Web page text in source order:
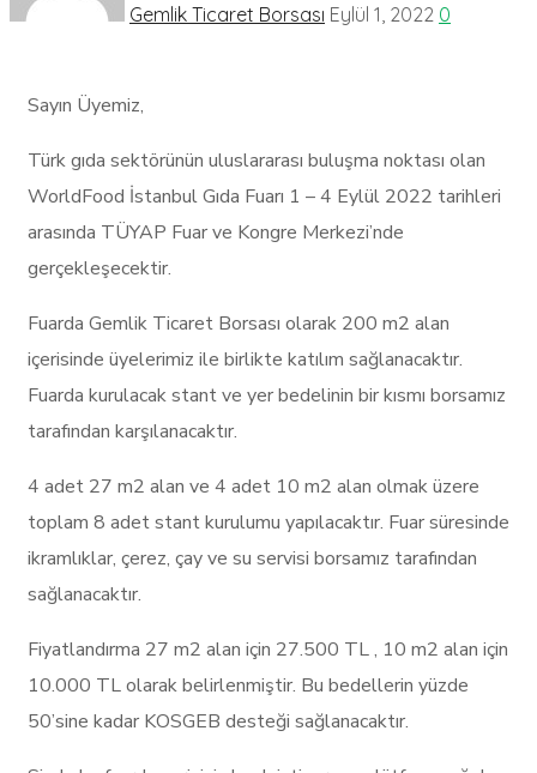
Gemlik Ticaret Borsası Eylül 1, 2022 0
Sayın Üyemiz,
Türk gıda sektörünün uluslararası buluşma noktası olan
WorldFood İstanbul Gıda Fuarı 1 – 4 Eylül 2022 tarihleri
arasında TÜYAP Fuar ve Kongre Merkezi’nde
gerçekleşecektir.
Fuarda Gemlik Ticaret Borsası olarak 200 m2 alan
içerisinde üyelerimiz ile birlikte katılım sağlanacaktır.
Fuarda kurulacak stant ve yer bedelinin bir kısmı borsamız
tarafından karşılanacaktır.
4 adet 27 m2 alan ve 4 adet 10 m2 alan olmak üzere
toplam 8 adet stant kurulumu yapılacaktır. Fuar süresinde
ikramlıklar, çerez, çay ve su servisi borsamız tarafından
sağlanacaktır.
Fiyatlandırma 27 m2 alan için 27.500 TL , 10 m2 alan için
10.000 TL olarak belirlenmiştir. Bu bedellerin yüzde
50’sine kadar KOSGEB desteği sağlanacaktır.